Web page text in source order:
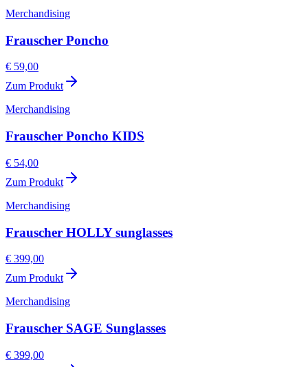
Merchandising
Frauscher Poncho
€ 59,00
Zum Produkt
Merchandising
Frauscher Poncho KIDS
€ 54,00
Zum Produkt
Merchandising
Frauscher HOLLY sunglasses
€ 399,00
Zum Produkt
Merchandising
Frauscher SAGE Sunglasses
€ 399,00